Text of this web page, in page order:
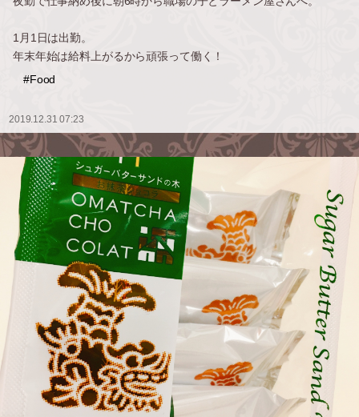
1月1日は出勤。
年末年始は給料上がるから頑張って働く！
#Food
2019.12.31 07:23